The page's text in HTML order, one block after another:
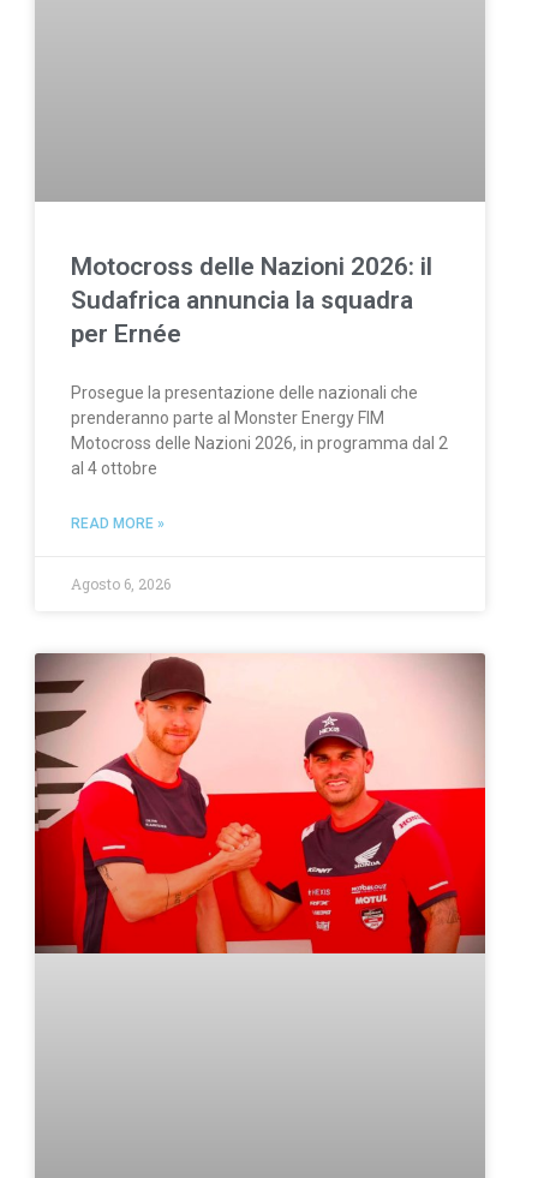
Motocross delle Nazioni 2026: il
Sudafrica annuncia la squadra
per Ernée
Prosegue la presentazione delle nazionali che
prenderanno parte al Monster Energy FIM
Motocross delle Nazioni 2026, in programma dal 2
al 4 ottobre
READ MORE »
Agosto 6, 2026